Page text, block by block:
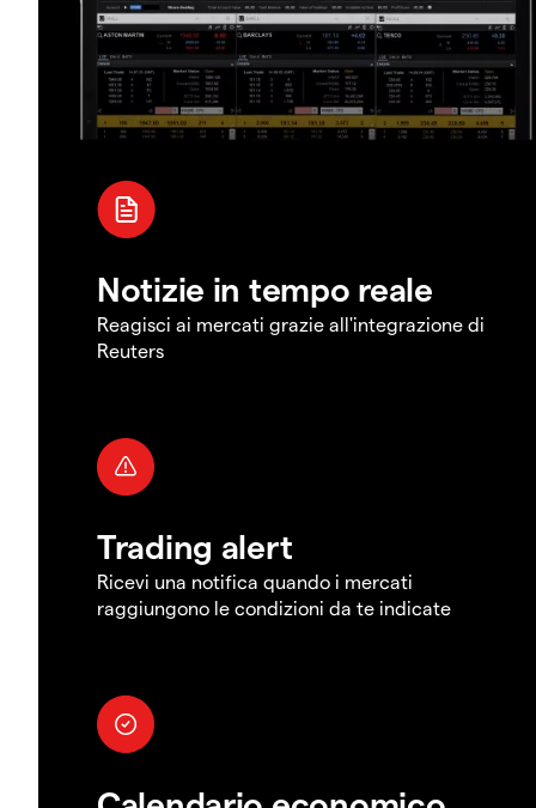
Notizie in tempo reale
Reagisci ai mercati grazie all'integrazione di
Reuters
Trading alert
Ricevi una notifica quando i mercati
raggiungono le condizioni da te indicate